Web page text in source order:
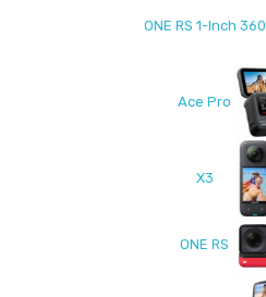
ONE RS 1-Inch 360
Ace Pro
X3
ONE RS